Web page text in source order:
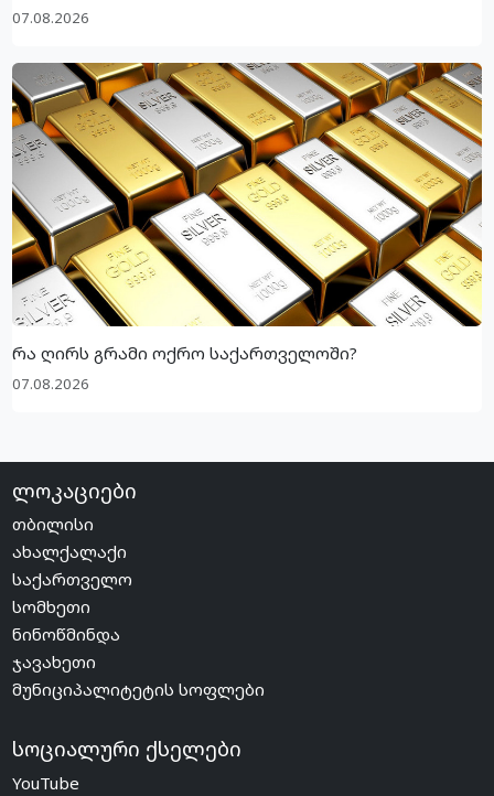
07.08.2026
რა ღირს გრამი ოქრო საქართველოში?
07.08.2026
ლოკაციები
თბილისი
ახალქალაქი
საქართველო
სომხეთი
ნინოწმინდა
ჯავახეთი
მუნიციპალიტეტის სოფლები
სოციალური ქსელები
YouTube